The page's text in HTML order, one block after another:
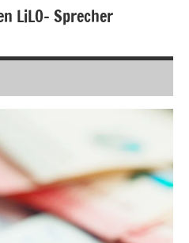
LiLO- Sprecher